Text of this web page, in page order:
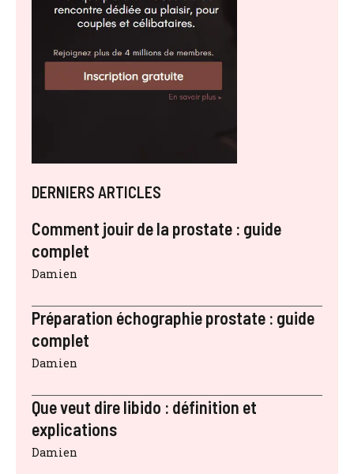
DERNIERS ARTICLES
Comment jouir de la prostate : guide
complet
Damien
Préparation échographie prostate : guide
complet
Damien
Que veut dire libido : définition et
explications
Damien